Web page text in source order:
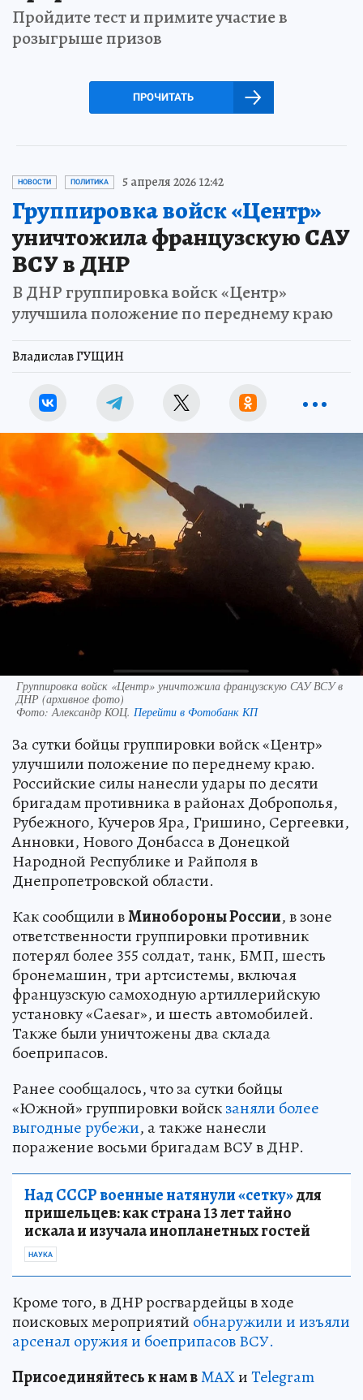
Пройдите тест и примите участие в
розыгрыше призов
ПРОЧИТАТЬ
НОВОСТИ ПОЛИТИКА 5 апреля 2026 12:42
Группировка войск «Центр»
уничтожила французскую САУ
ВСУ в ДНР
В ДНР группировка войск «Центр»
улучшила положение по переднему краю
Владислав ГУЩИН
Группировка войск «Центр» уничтожила французскую САУ ВСУ в
ДНР (архивное фото)
Фото: Александр КОЦ. Перейти в Фотобанк КП
За сутки бойцы группировки войск «Центр»
улучшили положение по переднему краю.
Российские силы нанесли удары по десяти
бригадам противника в районах Доброполья,
Рубежного, Кучеров Яра, Гришино, Сергеевки,
Анновки, Нового Донбасса в Донецкой
Народной Республике и Райполя в
Днепропетровской области.
Как сообщили вМинобороны России, в зоне
ответственности группировки противник
потерял более 355 солдат, танк, БМП, шесть
бронемашин, три артсистемы, включая
французскую самоходную артиллерийскую
установку «Caesar», и шесть автомобилей.
Также были уничтожены два склада
боеприпасов.
Ранее сообщалось, что за сутки бойцы
«Южной» группировки войскзаняли более
выгодные рубежи, а также нанесли
поражение восьми бригадам ВСУ в ДНР.
Над СССР военные натянули «сетку»для
пришельцев: как страна 13 лет тайно
искала и изучала инопланетных гостей
НАУКА
Кроме того, в ДНР росгвардейцы в ходе
поисковых мероприятий обнаружили и изъяли
арсенал оружия и боеприпасов ВСУ.
Присоединяйтесь к нам вMAXиTelegram